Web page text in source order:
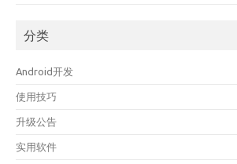
分类
Android开发
使用技巧
升级公告
实用软件